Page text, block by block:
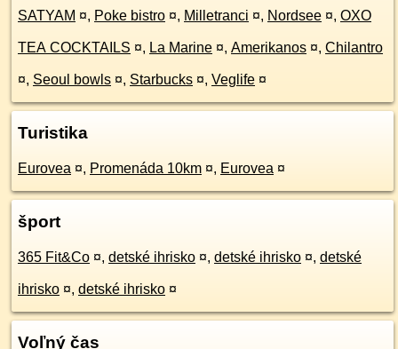
SATYAM ¤, Poke bistro ¤, Milletranci ¤, Nordsee ¤, OXO
TEA COCKTAILS ¤, La Marine ¤, Amerikanos ¤, Chilantro
¤, Seoul bowls ¤, Starbucks ¤, Veglife ¤
Turistika
Eurovea ¤, Promenáda 10km ¤, Eurovea ¤
šport
365 Fit&Co ¤, detské ihrisko ¤, detské ihrisko ¤, detské
ihrisko ¤, detské ihrisko ¤
Voľný čas